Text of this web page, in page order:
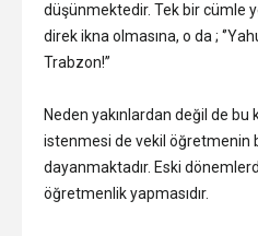
düşünmektedir. Tek bir cümle
direk ikna olmasına, o da ;
Trabzon!’’
Neden yakınlardan değil de
istenmesi de vekil öğretmenin
dayanmaktadır. Eski
öğretmenlik yapmasıdır.